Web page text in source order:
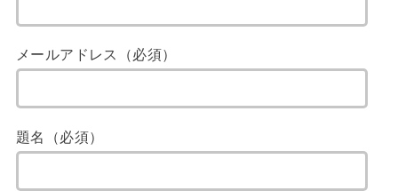
メールアドレス（必須）
題名（必須）